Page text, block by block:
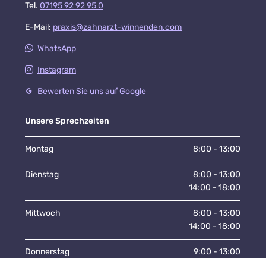
Tel. 07195 92 92 95 0
E-Mail: praxis@zahnarzt-winnenden.com
WhatsApp
Instagram
Bewerten Sie uns auf Google
Unsere Sprechzeiten
Montag 8:00 - 13:00
Dienstag
8:00 - 13:00
14:00 - 18:00
Mittwoch
8:00 - 13:00
14:00 - 18:00
Donnerstag
9:00 - 13:00